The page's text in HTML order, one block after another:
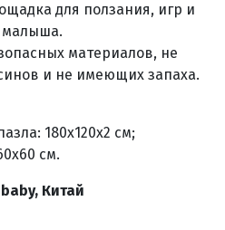
для ползания, игр и
малыша.
материалов, не
и не имеющих запаха.
180х120х2 см;
см.
Китай